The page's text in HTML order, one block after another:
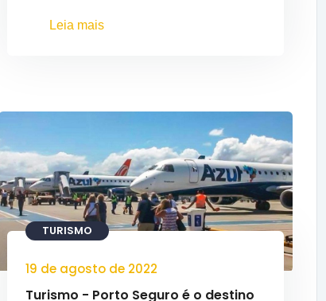
Leia mais
TURISMO
19 de agosto de 2022
Turismo - Porto Seguro é o destino